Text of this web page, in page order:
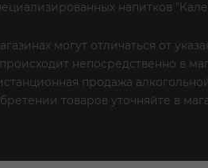
напитков
могут отличаться от
непосредственно в
продажа
товаров уточняйте в